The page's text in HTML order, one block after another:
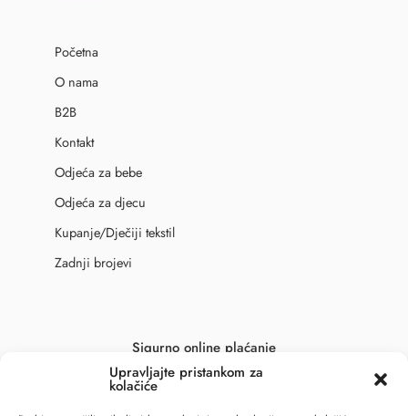
Upravljajte pristankom za
kolačiće
Početna
O nama
B2B
Kontakt
Odjeća za bebe
Odjeća za djecu
Kupanje/Dječiji tekstil
Zadnji brojevi
Sigurno online plaćanje